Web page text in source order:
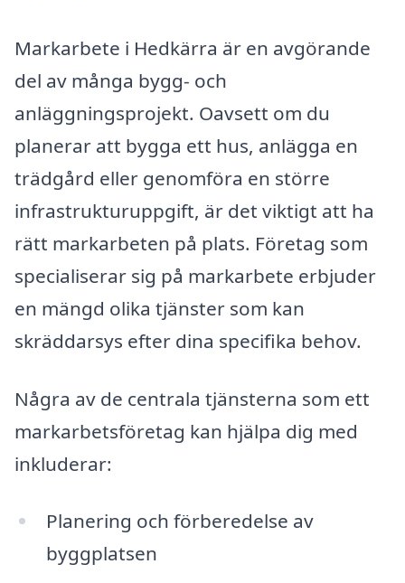
Markarbete i Hedkärra är en avgörande
del av många bygg- och
anläggningsprojekt. Oavsett om du
planerar att bygga ett hus, anlägga en
trädgård eller genomföra en större
infrastrukturuppgift, är det viktigt att ha
rätt markarbeten på plats. Företag som
specialiserar sig på markarbete erbjuder
en mängd olika tjänster som kan
skräddarsys efter dina specifika behov.
Några av de centrala tjänsterna som ett
markarbetsföretag kan hjälpa dig med
inkluderar:
Planering och förberedelse av
byggplatsen